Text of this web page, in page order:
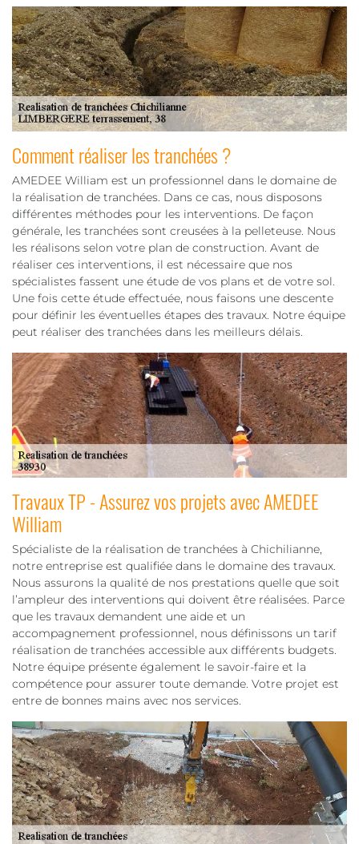
Comment réaliser les tranchées ?
AMEDEE William est un professionnel dans le domaine de
la réalisation de tranchées. Dans ce cas, nous disposons
différentes méthodes pour les interventions. De façon
générale, les tranchées sont creusées à la pelleteuse. Nous
les réalisons selon votre plan de construction. Avant de
réaliser ces interventions, il est nécessaire que nos
spécialistes fassent une étude de vos plans et de votre sol.
Une fois cette étude effectuée, nous faisons une descente
pour définir les éventuelles étapes des travaux. Notre équipe
peut réaliser des tranchées dans les meilleurs délais.
Travaux TP - Assurez vos projets avec AMEDEE
William
Spécialiste de la réalisation de tranchées à Chichilianne,
notre entreprise est qualifiée dans le domaine des travaux.
Nous assurons la qualité de nos prestations quelle que soit
l’ampleur des interventions qui doivent être réalisées. Parce
que les travaux demandent une aide et un
accompagnement professionnel, nous définissons un tarif
réalisation de tranchées accessible aux différents budgets.
Notre équipe présente également le savoir-faire et la
compétence pour assurer toute demande. Votre projet est
entre de bonnes mains avec nos services.